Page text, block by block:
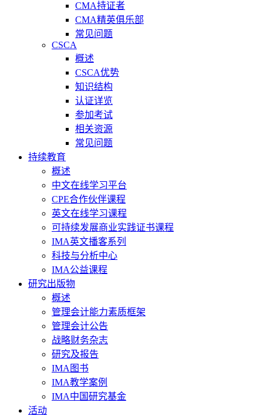
CMA持证者
CMA精英俱乐部
常见问题
CSCA
概述
CSCA优势
知识结构
认证详览
参加考试
相关资源
常见问题
持续教育
概述
中文在线学习平台
CPE合作伙伴课程
英文在线学习课程
可持续发展商业实践证书课程
IMA英文播客系列
科技与分析中心
IMA公益课程
研究出版物
概述
管理会计能力素质框架
管理会计公告
战略财务杂志
研究及报告
IMA图书
IMA教学案例
IMA中国研究基金
活动